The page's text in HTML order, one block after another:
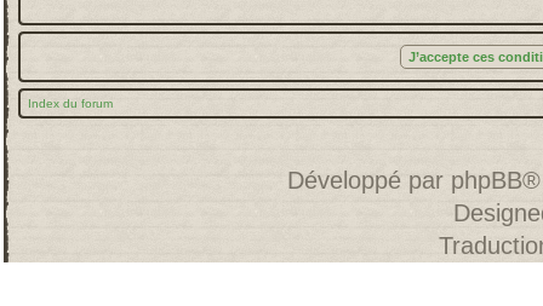
Index du forum
Développé par phpBB®